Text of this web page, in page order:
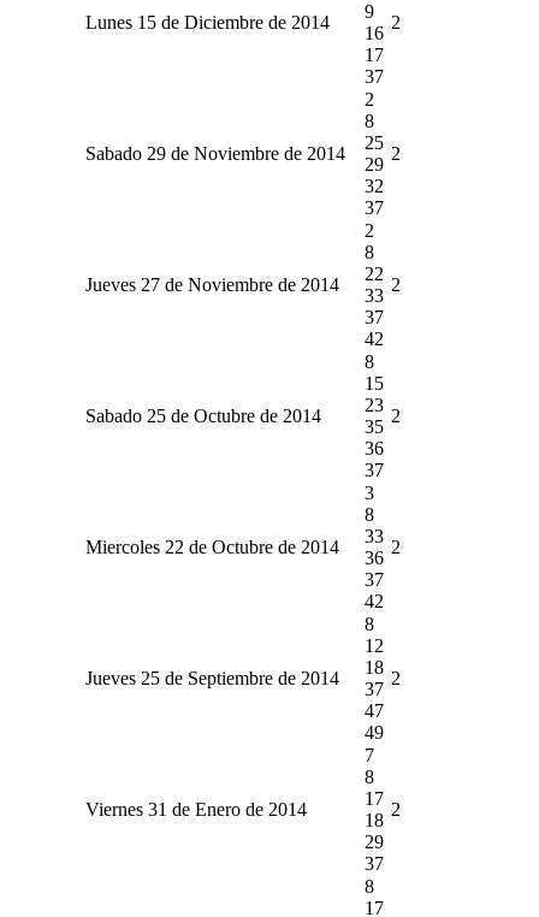
Lunes 15 de Diciembre de 2014
9
16
17
37
2
Sabado 29 de Noviembre de 2014
2
8
25
29
32
37
2
Jueves 27 de Noviembre de 2014
2
8
22
33
37
42
2
Sabado 25 de Octubre de 2014
8
15
23
35
36
37
2
Miercoles 22 de Octubre de 2014
3
8
33
36
37
42
2
Jueves 25 de Septiembre de 2014
8
12
18
37
47
49
2
Viernes 31 de Enero de 2014
7
8
17
18
29
37
2
8
17